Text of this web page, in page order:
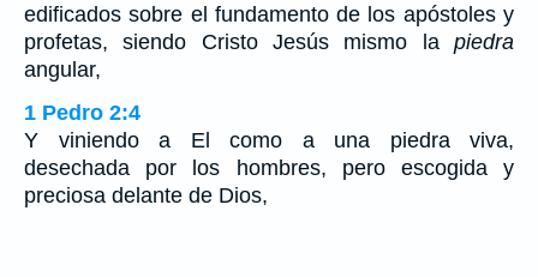
edificados sobre el fundamento de los apóstoles y
profetas, siendo Cristo Jesús mismo la piedra
angular,
1 Pedro 2:4
Y viniendo a El como a una piedra viva,
desechada por los hombres, pero escogida y
preciosa delante de Dios,